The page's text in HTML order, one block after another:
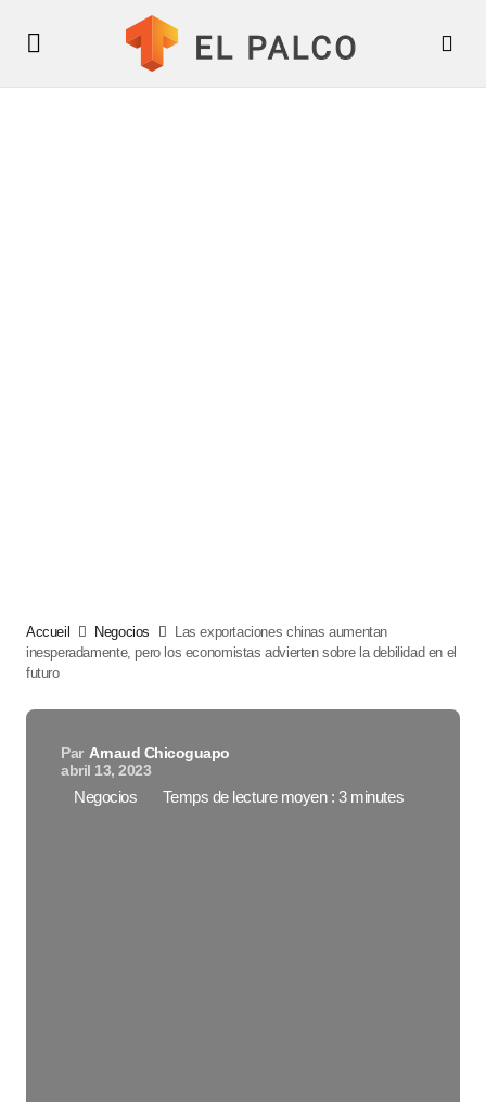
Accueil Negocios
Las exportaciones chinas aumentan
inesperadamente, pero los economistas advierten sobre la debilidad en el
futuro
Par Arnaud Chicoguapo
abril 13, 2023
Negocios Temps de lecture moyen : 3 minutes